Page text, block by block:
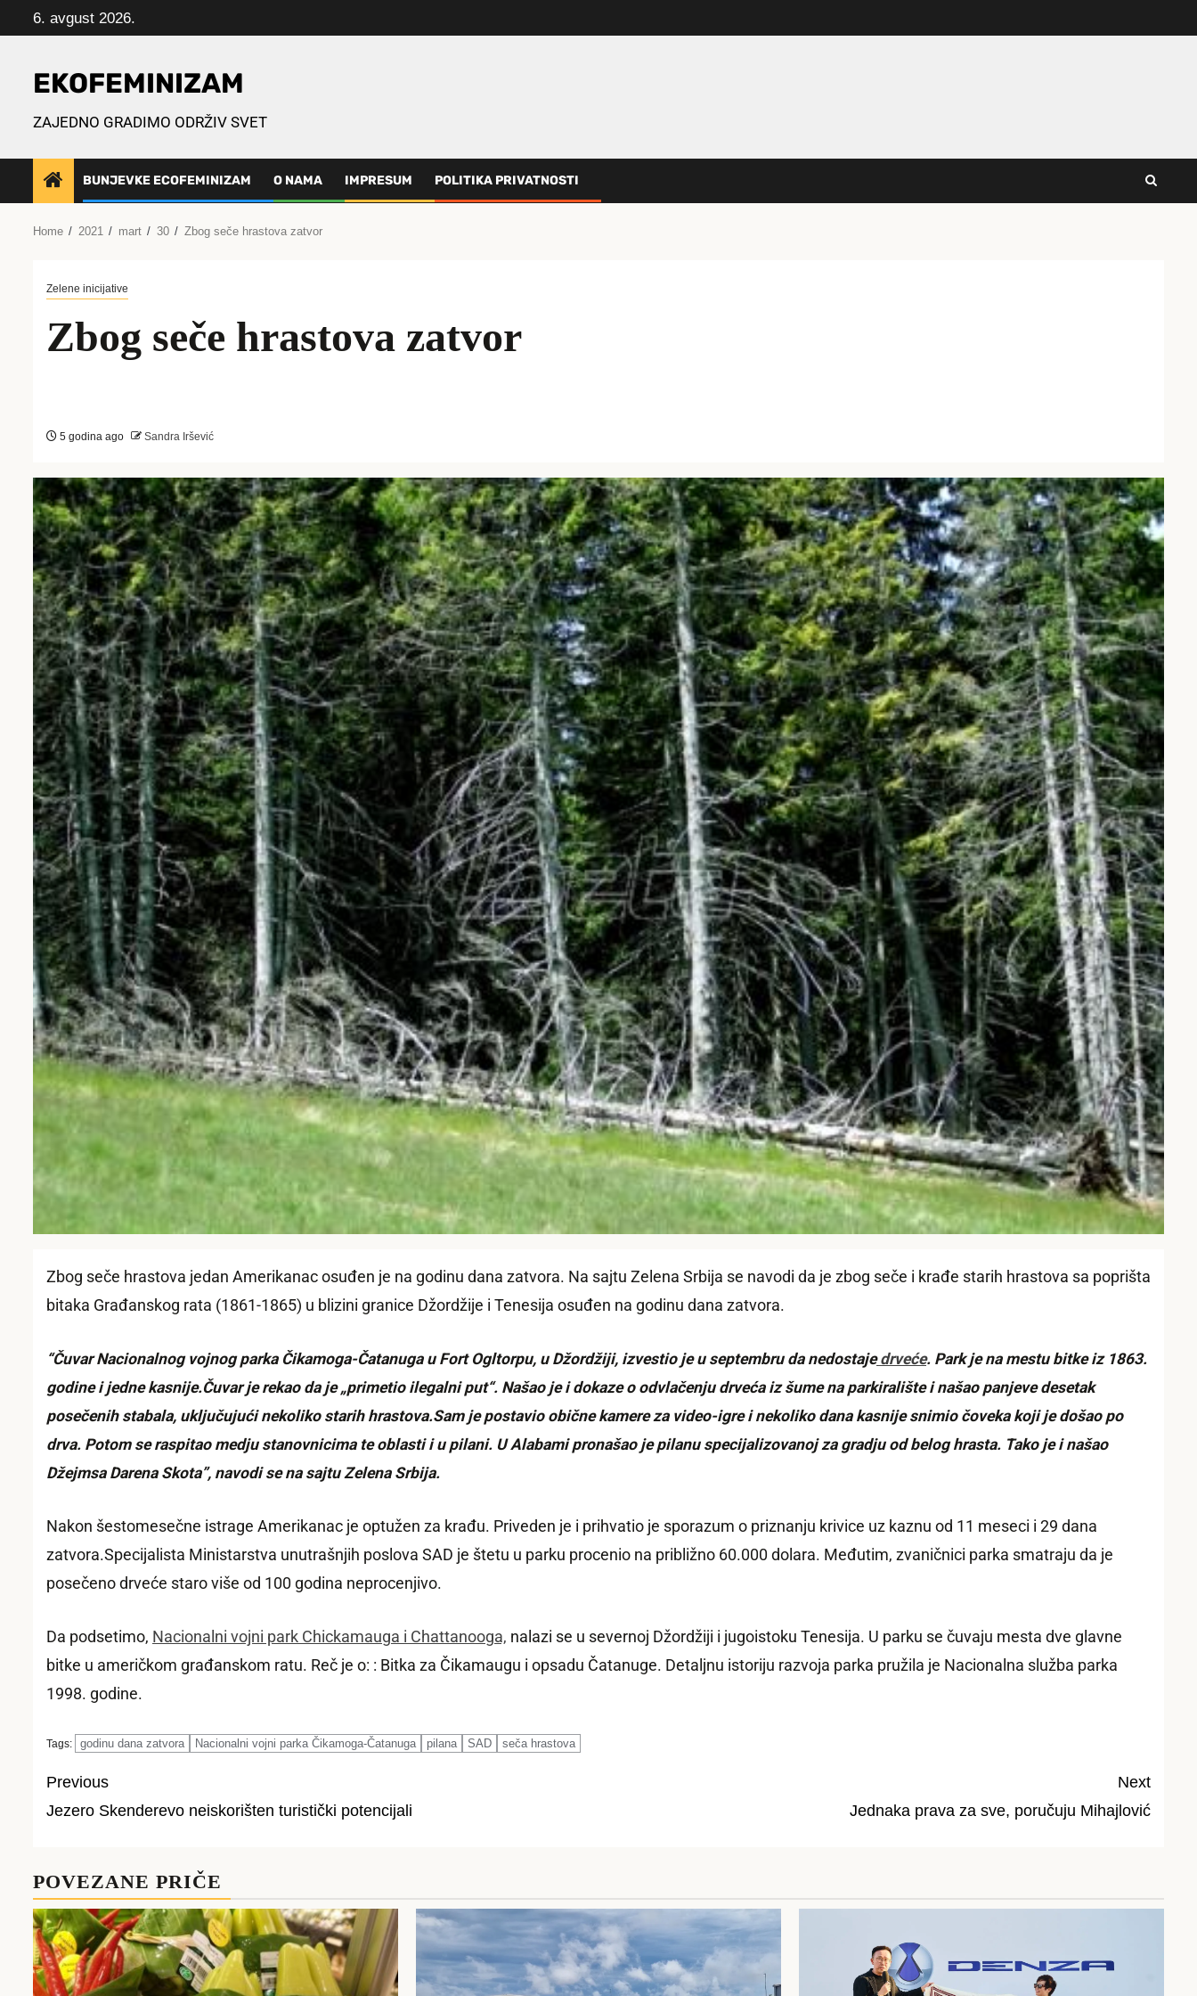
to
6. avgust 2026.
EKOFEMINIZAM
ZAJEDNO GRADIMO ODRŽIV SVET
BUNJEVKE ECOFEMINIZAM O NAMA IMPRESUM POLITIKA PRIVATNOSTI
Home 2021 mart 30 Zbog seče hrastova zatvor
Zelene inicijative
Zbog seče hrastova zatvor
5 godina ago Sandra Iršević
Zbog seče hrastova jedan Amerikanac osuđen je na godinu dana zatvora. Na sajtu Zelena Srbija se navodi da je zbog seče i krađe starih hrastova sa poprišta
bitaka Građanskog rata (1861-1865) u blizini granice Džordžije i Tenesija osuđen na godinu dana zatvora.
“Čuvar Nacionalnog vojnog parka Čikamoga-Čatanuga u Fort Ogltorpu, u Džordžiji, izvestio je u septembru da nedostajedrveće. Park je na mestu bitke iz 1863.
godine i jedne kasnije.Čuvar je rekao da je „primetio ilegalni put“. Našao je i dokaze o odvlačenju drveća iz šume na parkiralište i našao panjeve desetak
posečenih stabala, uključujući nekoliko starih hrastova.Sam je postavio obične kamere za video-igre i nekoliko dana kasnije snimio čoveka koji je došao po
drva. Potom se raspitao medju stanovnicima te oblasti i u pilani. U Alabami pronašao je pilanu specijalizovanoj za gradju od belog hrasta. Tako je i našao
Džejmsa Darena Skota”, navodi se na sajtu Zelena Srbija.
Nakon šestomesečne istrage Amerikanac je optužen za krađu. Priveden je i prihvatio je sporazum o priznanju krivice uz kaznu od 11 meseci i 29 dana
zatvora.Specijalista Ministarstva unutrašnjih poslova SAD je štetu u parku procenio na približno 60.000 dolara. Međutim, zvaničnici parka smatraju da je
posečeno drveće staro više od 100 godina neprocenjivo.
Da podsetimo, Nacionalni vojni park Chickamauga i Chattanooga, nalazi se u severnoj Džordžiji i jugoistoku Tenesija. U parku se čuvaju mesta dve glavne
bitke u američkom građanskom ratu. Reč je o: : Bitka za Čikamaugu i opsadu Čatanuge. Detaljnu istoriju razvoja parka pružila je Nacionalna služba parka
1998. godine.
Tags: godinu dana zatvora Nacionalni vojni parka Čikamoga-Čatanuga pilana SAD seča hrastova
Post
Previous
Jezero Skenderevo neiskorišten turistički potencijali
Next
Jednaka prava za sve, poručuju Mihajlović
POVEZANE PRIČE